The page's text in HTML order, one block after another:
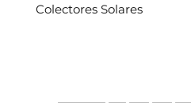
Colectores Solares